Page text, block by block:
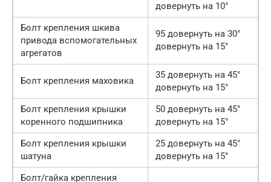
довернуть на 10°
Болт крепления шкива
привода вспомогательных
агрегатов
95 довернуть на 30°
довернуть на 15°
Болт крепления маховика
35 довернуть на 45°
довернуть на 15°
Болт крепления крышки
коренного подшипника
50 довернуть на 45°
довернуть на 15°
Болт крепления крышки
шатуна
25 довернуть на 45°
довернуть на 15°
Болт/гайка крепления